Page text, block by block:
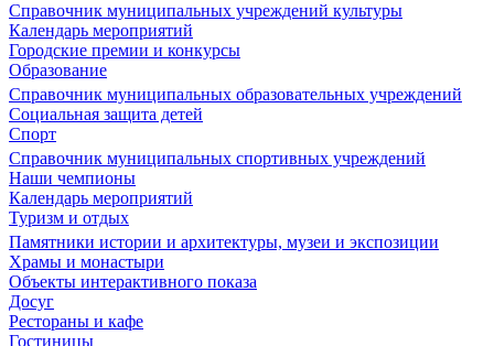
Справочник муниципальных учреждений культуры
Календарь мероприятий
Городские премии и конкурсы
Образование
Справочник муниципальных образовательных учреждений
Социальная защита детей
Спорт
Справочник муниципальных спортивных учреждений
Наши чемпионы
Календарь мероприятий
Туризм и отдых
Памятники истории и архитектуры, музеи и экспозиции
Храмы и монастыри
Объекты интерактивного показа
Досуг
Рестораны и кафе
Гостиницы